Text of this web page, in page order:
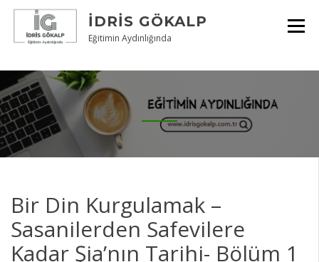
Skip
content
İDRIS GÖKALP
Eğitimin Aydınlığında
Bir Din Kurgulamak –
Sasanilerden Safevilere
Kadar Şia’nın Tarihi- Bölüm 1